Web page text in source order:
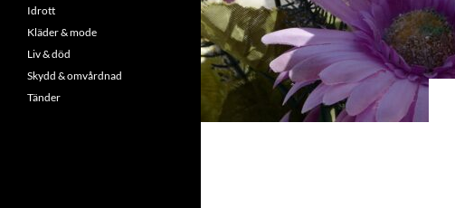
Idrott
Kläder & mode
Liv & död
Skydd & omvårdnad
Tänder